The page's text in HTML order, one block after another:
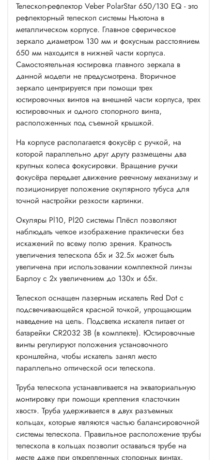
Телескоп-рефлектор Veber PolarStar 650/130 EQ - это
рефлекторный телескоп системы Ньютона в
металлическом корпусе. Главное сферическое
зеркало диаметром 130 мм и фокусным расстоянием
650 мм находится в нижней части корпуса.
Самостоятельная юстировка главного зеркала в
данной модели не предусмотрена. Вторичное
зеркало центрируется при помощи трех
юстировочных винтов на внешней части корпуса, трех
юстировочных и одного стопорного винта,
расположенных под съемной крышкой.
На корпусе располагается фокусёр с ручкой, на
которой параллельно друг другу размещены два
крупных колеса фокусировки. Вращение ручки
фокусёра передает движение реечному механизму и
позиционирует положение окулярного тубуса для
точной настройки резкости картинки.
Окуляры Pl10, Pl20 системы Плёсл позволяют
наблюдать четкое изображение практически без
искажений по всему полю зрения. Кратность
увеличения телескопа 65х и 32.5х может быть
увеличена при использовании комплектной линзы
Барлоу с 2х увеличением до 130х и 65х.
Телескоп оснащен лазерным искатель Red Dot с
подсвечивающейся красной точкой, упрощающим
наведение на цель. Подсветка искателя питает от
батарейки CR2032 3В (в комплекте). Юстировочные
винты регулируют положения установочного
кронштейна, чтобы искатель занял место
параллельно оптической оси телескопа.
Труба телескопа устанавливается на экваториальную
монтировку при помощи крепления «ласточкин
хвост». Труба удерживается в двух разъемных
кольцах, которые являются частью балансировочной
системы телескопа. Правильное расположение трубы
телескопа в кольцах позволит оставаться трубе на
месте даже при открепленных стопорных винтах.